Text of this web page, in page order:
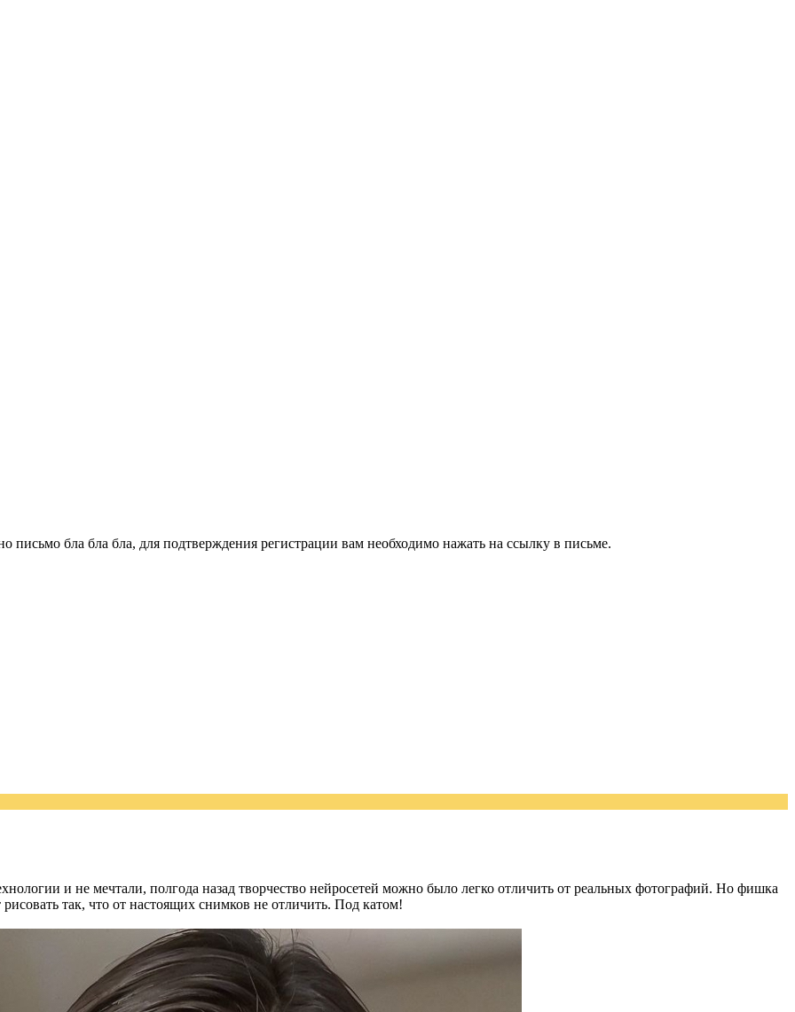
письмо бла бла бла, для подтверждения регистрации вам необходимо нажать на ссылку в письме.
и не мечтали, полгода назад творчество нейросетей можно было легко отличить от реальных фотографий. Но фишка
так, что от настоящих снимков не отличить. Под катом!